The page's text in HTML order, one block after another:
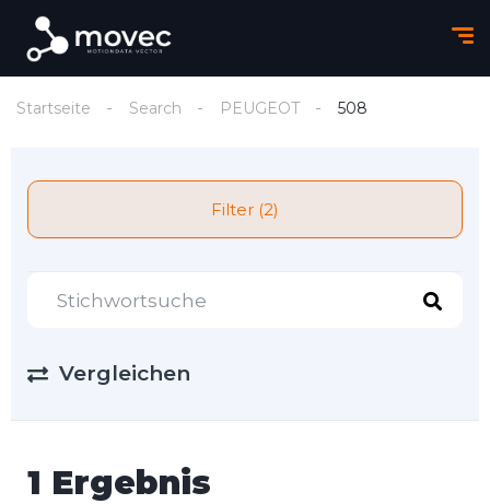
Startseite Search PEUGEOT 508
Filter (2)
Vergleichen
1 Ergebnis